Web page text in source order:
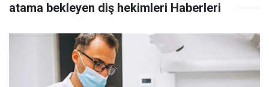
atama bekleyen diş hekimleri Haberleri